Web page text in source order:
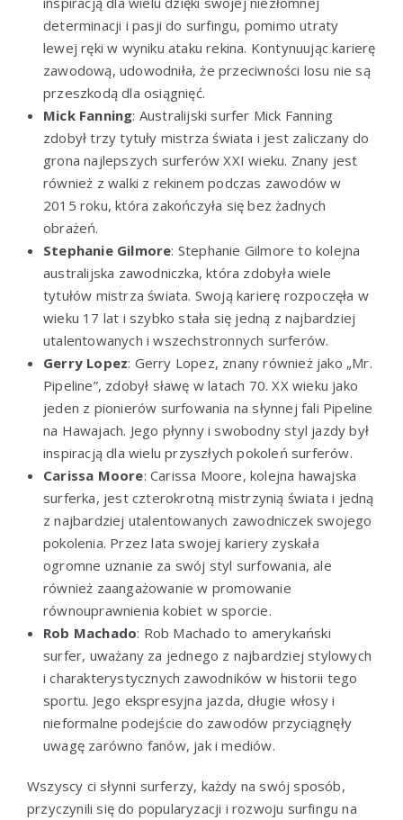
determinacji i pasji do surfingu, pomimo utraty
lewej ręki w wyniku ataku rekina. Kontynuując karierę
zawodową, udowodniła, że przeciwności losu nie są
przeszkodą dla osiągnięć.
Mick Fanning: Australijski surfer Mick Fanning
zdobył trzy tytuły mistrza świata i jest zaliczany do
grona najlepszych surferów XXI wieku. Znany jest
również z walki z rekinem podczas zawodów w
2015 roku, która zakończyła się bez żadnych
obrażeń.
Stephanie Gilmore: Stephanie Gilmore to kolejna
australijska zawodniczka, która zdobyła wiele
tytułów mistrza świata. Swoją karierę rozpoczęła w
wieku 17 lat i szybko stała się jedną z najbardziej
utalentowanych i wszechstronnych surferów.
Gerry Lopez: Gerry Lopez, znany również jako „Mr.
Pipeline”, zdobył sławę w latach 70. XX wieku jako
jeden z pionierów surfowania na słynnej fali Pipeline
na Hawajach. Jego płynny i swobodny styl jazdy był
inspiracją dla wielu przyszłych pokoleń surferów.
Carissa Moore: Carissa Moore, kolejna hawajska
surferka, jest czterokrotną mistrzynią świata i jedną
z najbardziej utalentowanych zawodniczek swojego
pokolenia. Przez lata swojej kariery zyskała
ogromne uznanie za swój styl surfowania, ale
również zaangażowanie w promowanie
równouprawnienia kobiet w sporcie.
Rob Machado: Rob Machado to amerykański
surfer, uważany za jednego z najbardziej stylowych
i charakterystycznych zawodników w historii tego
sportu. Jego ekspresyjna jazda, długie włosy i
nieformalne podejście do zawodów przyciągnęły
uwagę zarówno fanów, jak i mediów.
Wszyscy ci słynni surferzy, każdy na swój sposób,
przyczynili się do popularyzacji i rozwoju surfingu na